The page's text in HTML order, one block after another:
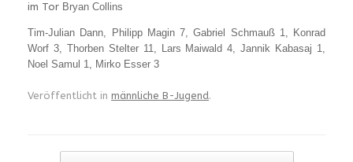
im Tor Bryan Collins
Tim-Julian Dann, Philipp Magin 7, Gabriel Schmauß 1, Konrad
Worf 3, Thorben Stelter 11, Lars Maiwald 4, Jannik Kabasaj 1,
Noel Samul 1, Mirko Esser 3
Veröffentlicht in männliche B-Jugend.